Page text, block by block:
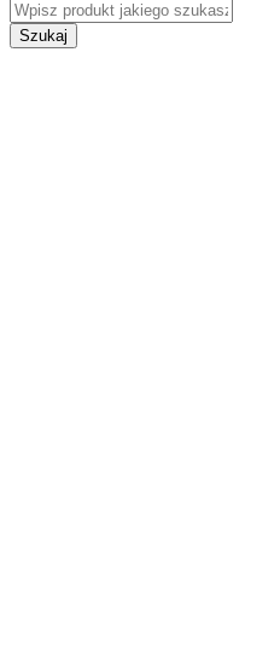
Szukaj